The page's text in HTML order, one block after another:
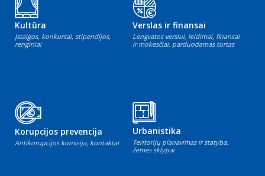
Kultūra
Įstaigos, konkursai, stipendijos,
renginiai
Verslas ir finansai
Lengvatos verslui, leidimai, finansai
ir mokesčiai, parduodamas turtas
Korupcijos prevencija
Antikorupcijos komisija, kontaktai
Urbanistika
Teritorijų planavimas ir statyba,
žemės sklypai